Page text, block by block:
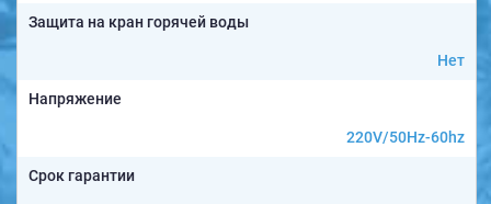
Защита на кран горячей воды
Нет
Напряжение
220V/50Hz-60hz
Срок гарантии